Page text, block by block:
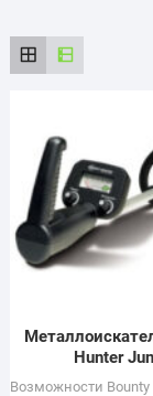
Hunter
Возможности Bounty